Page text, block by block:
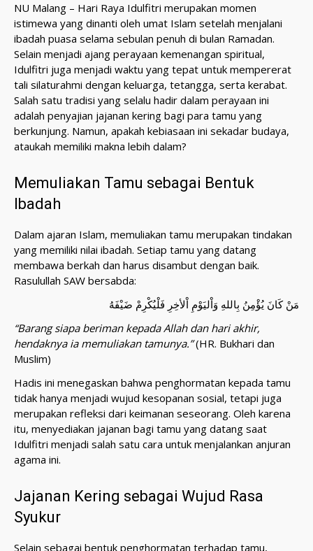
NU Malang – Hari Raya Idulfitri merupakan momen
istimewa yang dinanti oleh umat Islam setelah menjalani
ibadah puasa selama sebulan penuh di bulan Ramadan.
Selain menjadi ajang perayaan kemenangan spiritual,
Idulfitri juga menjadi waktu yang tepat untuk mempererat
tali silaturahmi dengan keluarga, tetangga, serta kerabat.
Salah satu tradisi yang selalu hadir dalam perayaan ini
adalah penyajian jajanan kering bagi para tamu yang
berkunjung. Namun, apakah kebiasaan ini sekadar budaya,
ataukah memiliki makna lebih dalam?
Memuliakan Tamu sebagai Bentuk
Ibadah
Dalam ajaran Islam, memuliakan tamu merupakan tindakan
yang memiliki nilai ibadah. Setiap tamu yang datang
membawa berkah dan harus disambut dengan baik.
Rasulullah SAW bersabda:
مَنْ كَانَ يُؤْمِنُ بِاللهِ وَاْليَوْمِ اْلأخِرِ فَلْيُكْرِمْ ضَيْفَهُ
“Barang siapa beriman kepada Allah dan hari akhir,
hendaknya ia memuliakan tamunya.”(HR. Bukhari dan
Muslim)
Hadis ini menegaskan bahwa penghormatan kepada tamu
tidak hanya menjadi wujud kesopanan sosial, tetapi juga
merupakan refleksi dari keimanan seseorang. Oleh karena
itu, menyediakan jajanan bagi tamu yang datang saat
Idulfitri menjadi salah satu cara untuk menjalankan anjuran
agama ini.
Jajanan Kering sebagai Wujud Rasa
Syukur
Selain sebagai bentuk penghormatan terhadap tamu,